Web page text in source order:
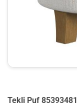
Tekli Puf 85393481